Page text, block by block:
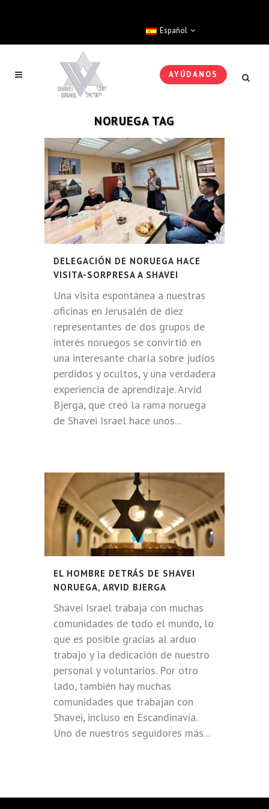
Español
AYÚDANOS
NORUEGA TAG
DELEGACIÓN DE NORUEGA HACE
VISITA-SORPRESA A SHAVEI
Una visita espontánea a nuestras
oficinas en Jerusalén de diez
representantes de dos grupos de
interés noruegos se convirtió en
una interesante charla sobre judíos
perdidos y ocultos, y una verdadera
experiencia de aprendizaje. Arvid
Bjerga, que creó la rama noruega
de Shavei Israel hace unos...
EL HOMBRE DETRÁS DE SHAVEI
NORUEGA, ARVID BJERGA
Shavei Israel trabaja con muchas
comunidades de todo el mundo, lo
que es posible gracias al arduo
trabajo y la dedicación de nuestro
personal y voluntarios. Por otro
lado, también hay muchas
comunidades que trabajan con
Shavei, incluso en Escandinavia.
Uno de nuestros seguidores más...